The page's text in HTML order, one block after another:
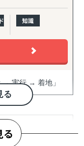
知識
る
→ 実行 → 着地」
ロ→イチの意思決
ティング課題ま
る